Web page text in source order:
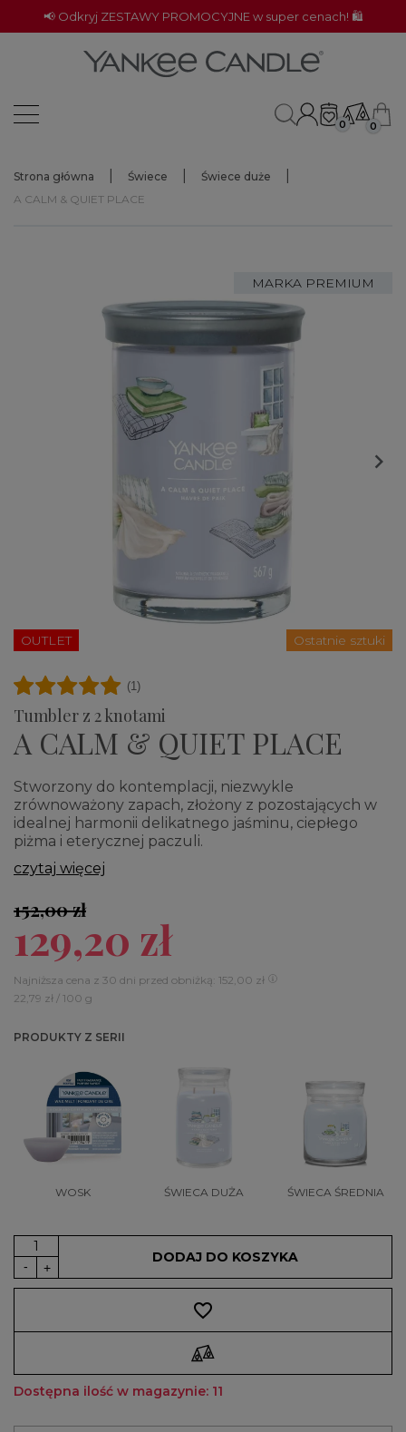
📢 Odkryj ZESTAWY PROMOCYJNE w super cenach! 🛍️
0 0
Strona główna Świece
Świece duże
A CALM & QUIET PLACE
MARKA PREMIUM

OUTLET Ostatnie sztuki
Tumbler z 2 knotami
A CALM & QUIET PLACE
(1)
Stworzony do kontemplacji, niezwykle
zrównoważony zapach, złożony z pozostających w
idealnej harmonii delikatnego jaśminu, ciepłego
piżma i eterycznej paczuli.
czytaj więcej
152,00 zł
129,20 zł
Najniższa cena z 30 dni przed obniżką: 152,00 zł
22,79 zł / 100 g
PRODUKTY Z SERII
WOSK ŚWIECA DUŻA ŚWIECA ŚREDNIA
DODAJ DO KOSZYKA
favorite_border
Dostępna ilość w magazynie: 11